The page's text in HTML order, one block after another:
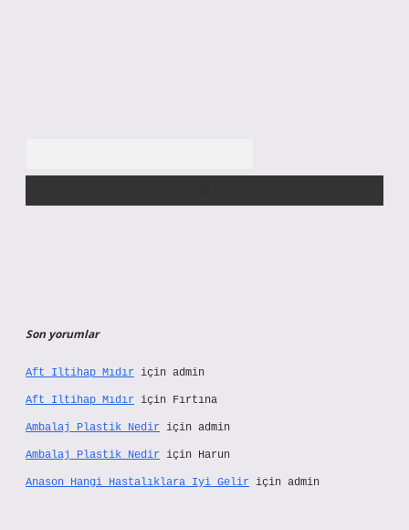
Son yorumlar
Aft Iltihap Mıdır için admin
Aft Iltihap Mıdır için Fırtına
Ambalaj Plastik Nedir için admin
Ambalaj Plastik Nedir için Harun
Anason Hangi Hastalıklara Iyi Gelir için admin